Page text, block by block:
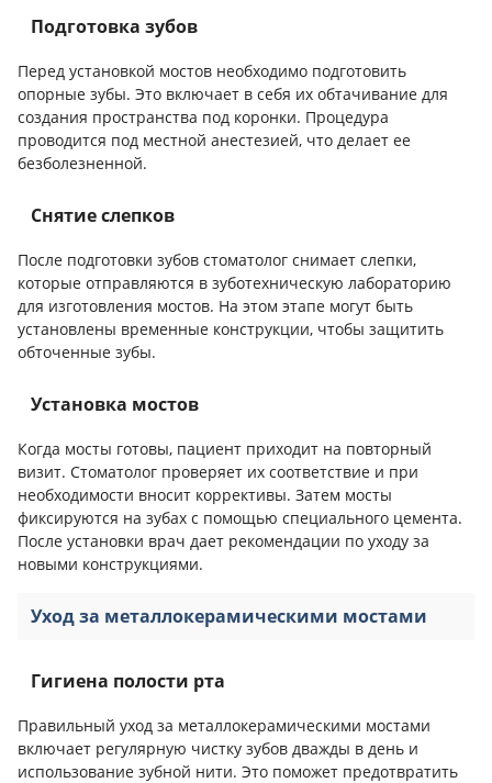
Подготовка зубов
Перед установкой мостов необходимо подготовить
опорные зубы. Это включает в себя их обтачивание для
создания пространства под коронки. Процедура
проводится под местной анестезией, что делает ее
безболезненной.
Снятие слепков
После подготовки зубов стоматолог снимает слепки,
которые отправляются в зуботехническую лабораторию
для изготовления мостов. На этом этапе могут быть
установлены временные конструкции, чтобы защитить
обточенные зубы.
Установка мостов
Когда мосты готовы, пациент приходит на повторный
визит. Стоматолог проверяет их соответствие и при
необходимости вносит коррективы. Затем мосты
фиксируются на зубах с помощью специального цемента.
После установки врач дает рекомендации по уходу за
новыми конструкциями.
Уход за металлокерамическими мостами
Гигиена полости рта
Правильный уход за металлокерамическими мостами
включает регулярную чистку зубов дважды в день и
использование зубной нити. Это поможет предотвратить